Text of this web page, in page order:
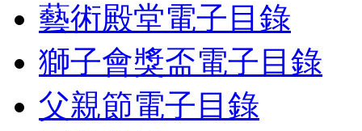
藝術殿堂電子目錄
獅子會獎盃電子目錄
父親節電子目錄